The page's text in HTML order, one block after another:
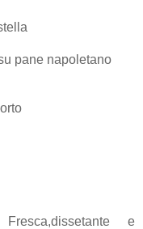
pane napoletano
e